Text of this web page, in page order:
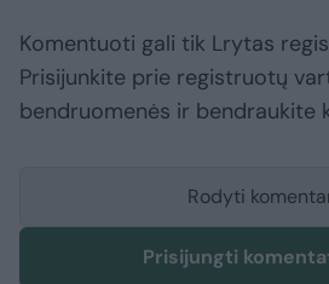
Komentuoti gali tik Lrytas
Prisijunkite prie registruotų
bendruomenės ir bendraukite
Rodyti
Prisijungti